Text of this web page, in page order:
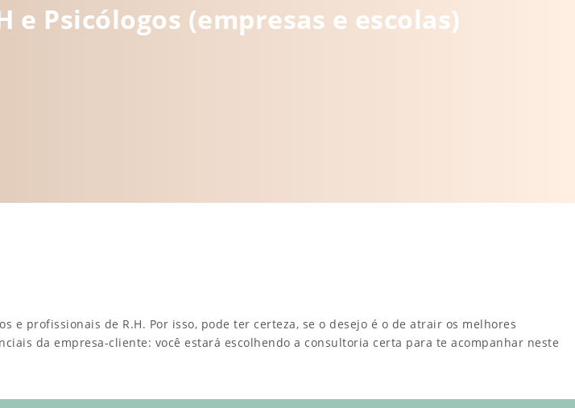
e Psicólogos (empresas e escolas)
e profissionais de R.H. Por isso, pode ter certeza, se o desejo é o de atrair os melhores
da empresa-cliente: você estará escolhendo a consultoria certa para te acompanhar neste